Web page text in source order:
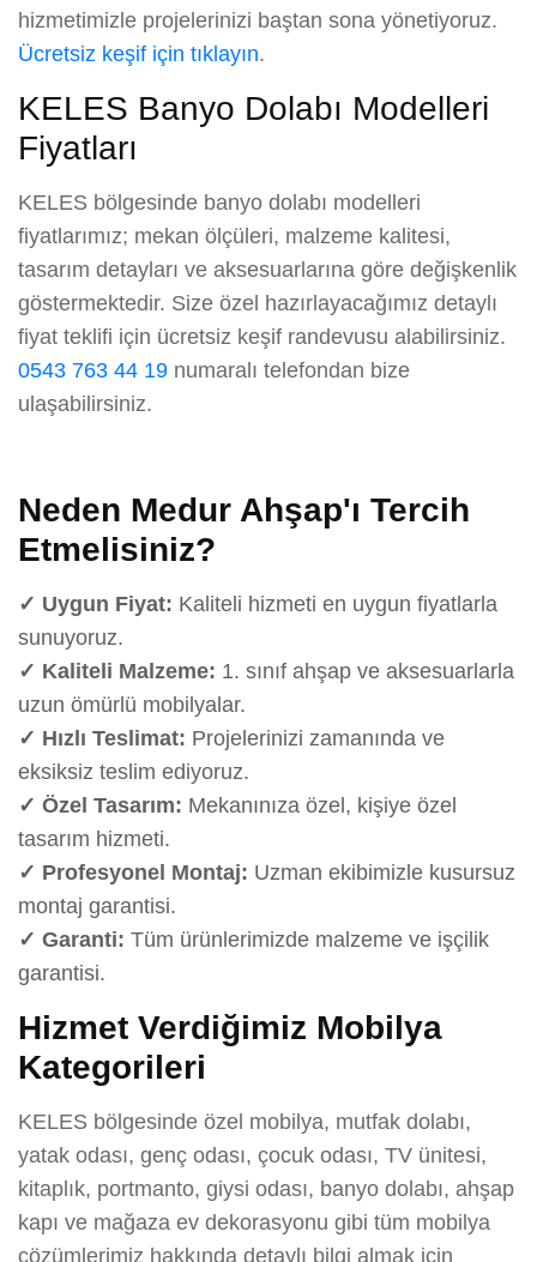
hizmetimizle projelerinizi baştan sona yönetiyoruz.
Ücretsiz keşif için tıklayın.
KELES Banyo Dolabı Modelleri
Fiyatları
KELES bölgesinde banyo dolabı modelleri
fiyatlarımız; mekan ölçüleri, malzeme kalitesi,
tasarım detayları ve aksesuarlarına göre değişkenlik
göstermektedir. Size özel hazırlayacağımız detaylı
fiyat teklifi için ücretsiz keşif randevusu alabilirsiniz.
0543 763 44 19 numaralı telefondan bize
ulaşabilirsiniz.
Neden Medur Ahşap'ı Tercih
Etmelisiniz?
✓ Uygun Fiyat: Kaliteli hizmeti en uygun fiyatlarla
sunuyoruz.
✓ Kaliteli Malzeme: 1. sınıf ahşap ve aksesuarlarla
uzun ömürlü mobilyalar.
✓ Hızlı Teslimat: Projelerinizi zamanında ve
eksiksiz teslim ediyoruz.
✓ Özel Tasarım: Mekanınıza özel, kişiye özel
tasarım hizmeti.
✓ Profesyonel Montaj: Uzman ekibimizle kusursuz
montaj garantisi.
✓ Garanti: Tüm ürünlerimizde malzeme ve işçilik
garantisi.
Hizmet Verdiğimiz Mobilya
Kategorileri
KELES bölgesinde özel mobilya, mutfak dolabı,
yatak odası, genç odası, çocuk odası, TV ünitesi,
kitaplık, portmanto, giysi odası, banyo dolabı, ahşap
kapı ve mağaza ev dekorasyonu gibi tüm mobilya
çözümlerimiz hakkında detaylı bilgi almak için